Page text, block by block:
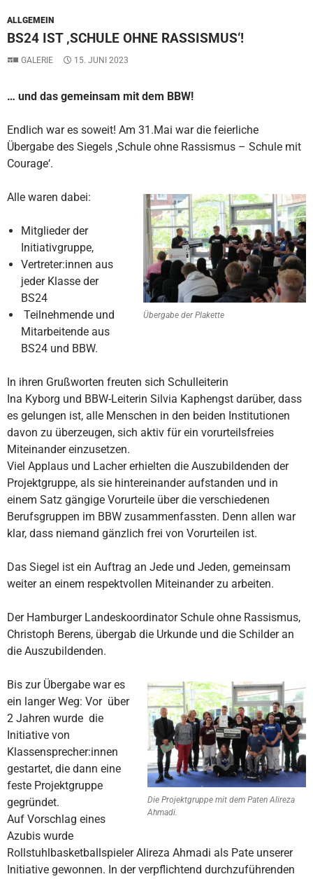
ALLGEMEIN
BS24 IST ‚SCHULE OHNE RASSISMUS‘!
GALERIE 15. JUNI 2023
… und das gemeinsam mit dem BBW!
Endlich war es soweit! Am 31.Mai war die feierliche
Übergabe des Siegels ‚Schule ohne Rassismus – Schule mit
Courage‘.
Übergabe der Plakette
Alle waren dabei:
Mitglieder der
Initiativgruppe,
Vertreter:innen aus
jeder Klasse der
BS24
Teilnehmende und
Mitarbeitende aus
BS24 und BBW.
In ihren Grußworten freuten sich Schulleiterin
Ina Kyborg und BBW-Leiterin Silvia Kaphengst darüber, dass
es gelungen ist, alle Menschen in den beiden Institutionen
davon zu überzeugen, sich aktiv für ein vorurteilsfreies
Miteinander einzusetzen.
Viel Applaus und Lacher erhielten die Auszubildenden der
Projektgruppe, als sie hintereinander aufstanden und in
einem Satz gängige Vorurteile über die verschiedenen
Berufsgruppen im BBW zusammenfassten. Denn allen war
klar, dass niemand gänzlich frei von Vorurteilen ist.
Das Siegel ist ein Auftrag an Jede und Jeden, gemeinsam
weiter an einem respektvollen Miteinander zu arbeiten.
Der Hamburger Landeskoordinator Schule ohne Rassismus,
Christoph Berens, übergab die Urkunde und die Schilder an
die Auszubildenden.
Die Projektgruppe mit dem Paten Alireza
Ahmadi.
Bis zur Übergabe war es
ein langer Weg: Vor über
2 Jahren wurde die
Initiative von
Klassensprecher:innen
gestartet, die dann eine
feste Projektgruppe
gegründet.
Auf Vorschlag eines
Azubis wurde
Rollstuhlbasketballspieler Alireza Ahmadi als Pate unserer
Initiative gewonnen. In der verpflichtend durchzuführenden